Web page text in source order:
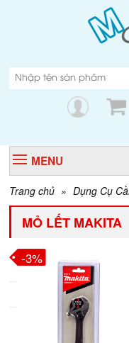
MENU
Trang chủ » Dụng Cụ
MỎ LẾT MAKITA
-3%